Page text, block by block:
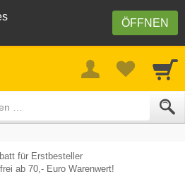
ÖFFNEN
für Erstbesteller
ab 70,- Euro Warenwert!